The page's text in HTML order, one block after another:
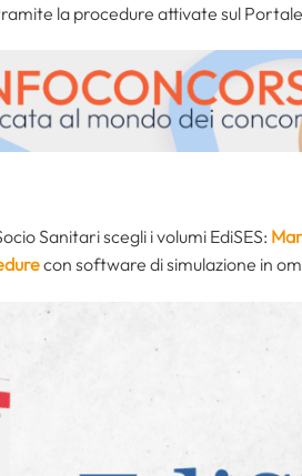
la procedure attivate sul
Sanitari scegli i volumi EdiSES:
con software di simulazione in